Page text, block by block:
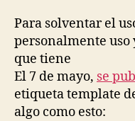
Para solventar el
personalmente uso
que tiene
El 7 de mayo, se
etiqueta template
algo como esto: